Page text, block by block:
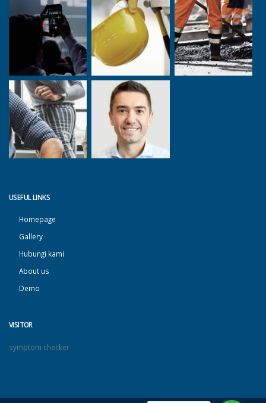
USEFUL LINKS
Homepage
Gallery
Hubungi kami
About us
Demo
VISITOR
symptom checker